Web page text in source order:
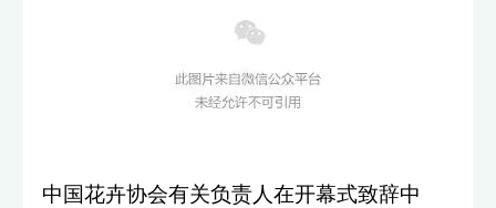
中国花卉协会有关负责人在开幕式致辞中